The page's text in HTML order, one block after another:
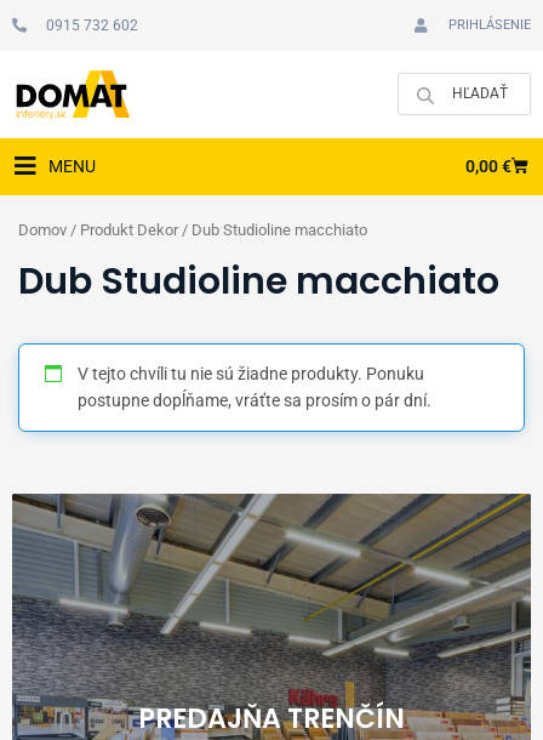
0915 732 602 PRIHLÁSENIE
MENU 0,00€
Domov / Produkt Dekor / Dub Studioline macchiato
Dub Studioline macchiato
V tejto chvíli tu nie sú žiadne produkty. Ponuku
postupne dopĺňame, vráťte sa prosím o pár dní.
PREDAJŇA TRENČÍN